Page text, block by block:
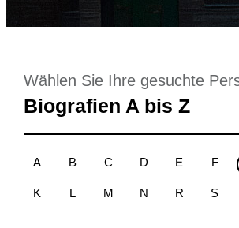
Wählen Sie Ihre gesuchte
Biografien A bis Z
A B C D E F
K L M N R S